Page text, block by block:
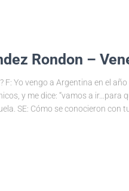
Rondon –
F: Yo vengo a Argentina en el
y me dice: “vamos a ir…para
SE: Cómo se conocieron con